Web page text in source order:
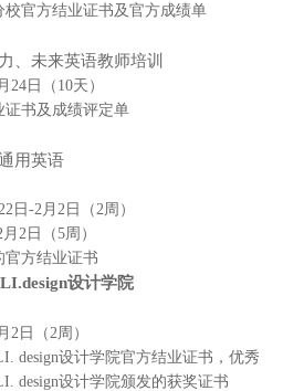
校官方结业证书及官方成绩单
未来英语教师培训
月 24日（ 10天）
证书及成绩评定单
用英语
22 日-2 月 2 日（ 2 周）
月 2 日（5 周）
官方结业证书
设计学院
月 2 日（ 2 周）
design设计学院官方结业证书，优秀
design设计学院颁发的获奖证书